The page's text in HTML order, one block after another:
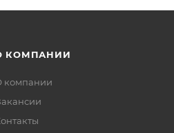
КОМПАНИИ
компании